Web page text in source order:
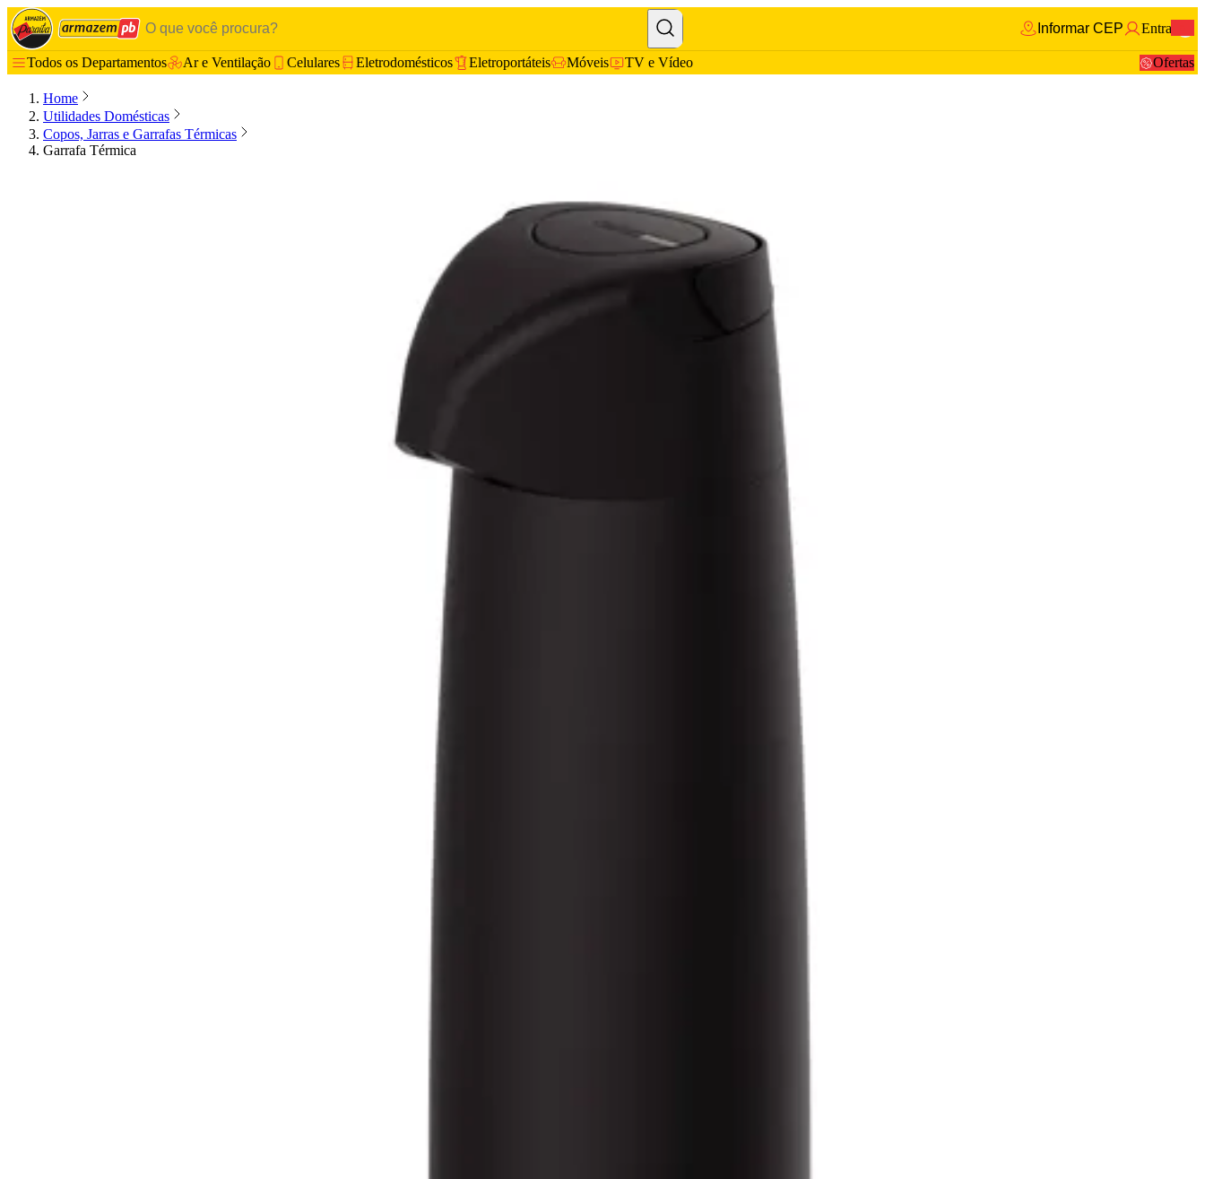
Informar CEP Entrar
Todos os Departamentos Ar e Ventilação Celulares Eletrodomésticos Eletroportáteis Móveis TV e Vídeo Ofertas
Home
Utilidades Domésticas
Copos, Jarras e Garrafas Térmicas
Garrafa Térmica